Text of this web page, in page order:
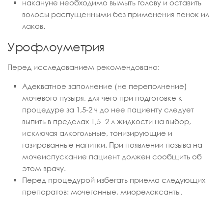
накануне необходимо вымыть голову и оставить
волосы распущенными без применения пенок ил
лаков.
Урофлоуметрия
Перед исследованием рекомендовано:
Адекватное заполнение (не переполнение)
мочевого пузыря, для чего при подготовке к
процедуре за 1,5-2 ч до нее пациенту следует
выпить в пределах 1,5 -2 л жидкости на выбор,
исключая алкогольные, тонизирующие и
газированные напитки. При появлении позыва на
мочеиспускание пациент должен сообщить об
этом врачу.
Перед процедурой избегать приема следующих
препаратов: мочегонные, миорелаксанты,